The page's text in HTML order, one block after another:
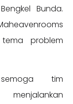
Bunda.
problem
tim